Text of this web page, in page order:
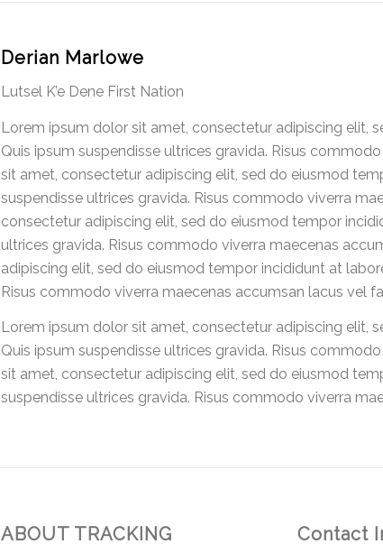
Derian Marlowe
Lutsel K’e Dene First Nation
Lorem ipsum dolor sit amet, consectetur adipiscing elit,
Quis ipsum suspendisse ultrices gravida. Risus
sit amet, consectetur adipiscing elit, sed do eiusmod
suspendisse ultrices gravida. Risus commodo viverra
consectetur adipiscing elit, sed do eiusmod tempor
ultrices gravida. Risus commodo viverra maecenas
adipiscing elit, sed do eiusmod tempor incididunt at
Risus commodo viverra maecenas accumsan lacus vel
Lorem ipsum dolor sit amet, consectetur adipiscing elit,
Quis ipsum suspendisse ultrices gravida. Risus
sit amet, consectetur adipiscing elit, sed do eiusmod
suspendisse ultrices gravida. Risus commodo viverra
ABOUT TRACKING
Contact